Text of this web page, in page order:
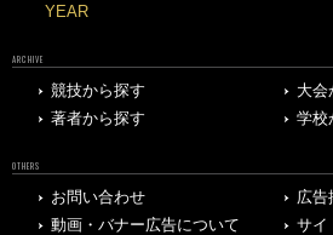
YEAR
ARCHIVE
競技から探す
大会
著者から探す
学校
OTHERS
お問い合わせ
広告
動画・バナー広告について
サイ